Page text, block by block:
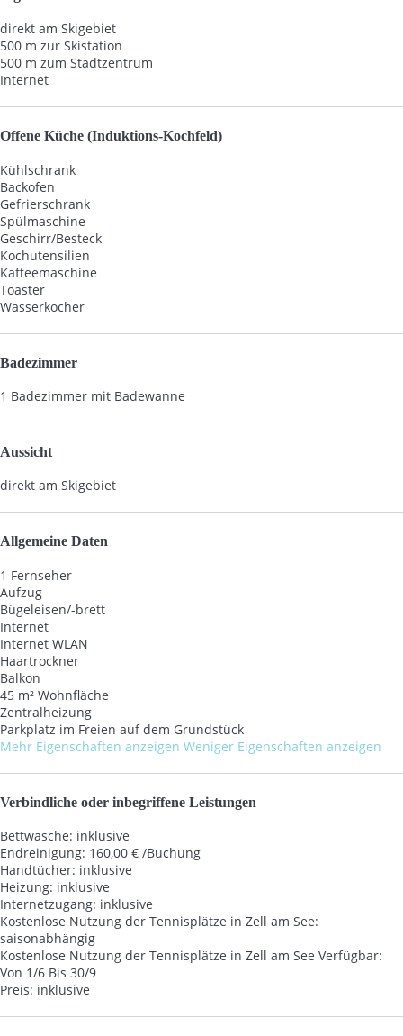
direkt am Skigebiet
500 m zur Skistation
500 m zum Stadtzentrum
Internet
Offene Küche (Induktions-Kochfeld)
Kühlschrank
Backofen
Gefrierschrank
Spülmaschine
Geschirr/Besteck
Kochutensilien
Kaffeemaschine
Toaster
Wasserkocher
Badezimmer
1 Badezimmer mit Badewanne
Aussicht
direkt am Skigebiet
Allgemeine Daten
1 Fernseher
Aufzug
Bügeleisen/-brett
Internet
Internet WLAN
Haartrockner
Balkon
45 m² Wohnfläche
Zentralheizung
Parkplatz im Freien auf dem Grundstück
Mehr Eigenschaften anzeigen Weniger Eigenschaften anzeigen
Verbindliche oder inbegriffene Leistungen
Bettwäsche: inklusive
Endreinigung: 160,00 € /Buchung
Handtücher: inklusive
Heizung: inklusive
Internetzugang: inklusive
Kostenlose Nutzung der Tennisplätze in Zell am See:
saisonabhängig
Kostenlose Nutzung der Tennisplätze in Zell am See Verfügbar:
Von 1/6 Bis 30/9
Preis: inklusive